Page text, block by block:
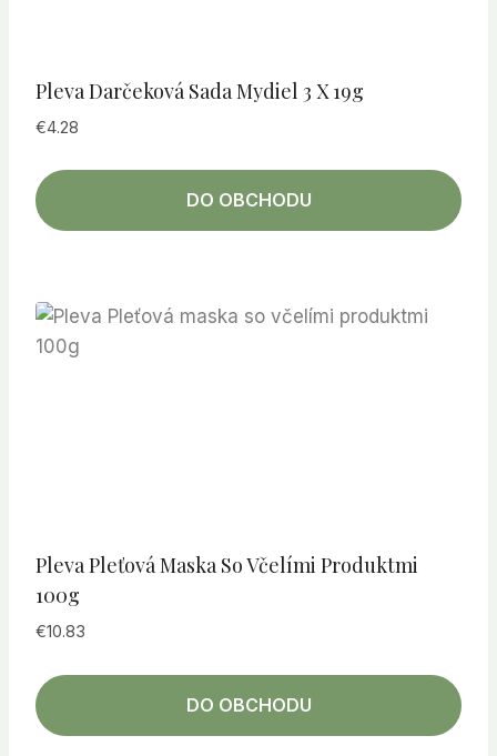
Pleva Darčeková Sada Mydiel 3 X 19g
€4.28
DO OBCHODU
Pleva Pleťová Maska So Včelími Produktmi
100g
€10.83
DO OBCHODU